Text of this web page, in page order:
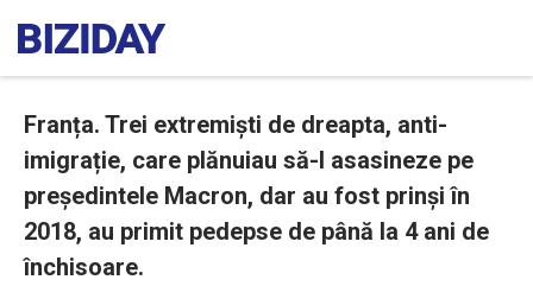
Franța. Trei extremiști de dreapta, anti-
imigrație, care plănuiau să-l asasineze pe
președintele Macron, dar au fost prinși în
2018, au primit pedepse de până la 4 ani de
închisoare.